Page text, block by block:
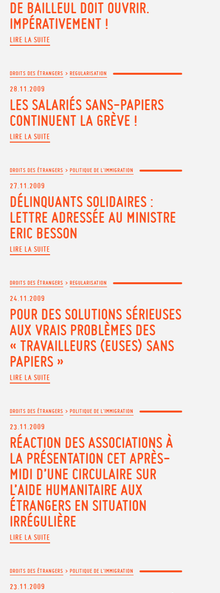
DE BAILLEUL DOIT OUVRIR.
IMPÉRATIVEMENT !
LIRE LA SUITE
DROITS DES ÉTRANGERS > REGULARISATION
28.11.2009
LES SALARIÉS SANS-PAPIERS
CONTINUENT LA GRÈVE !
LIRE LA SUITE
DROITS DES ÉTRANGERS > POLITIQUE DE L'IMMIGRATION
27.11.2009
DÉLINQUANTS SOLIDAIRES :
LETTRE ADRESSÉE AU MINISTRE
ERIC BESSON
LIRE LA SUITE
DROITS DES ÉTRANGERS > REGULARISATION
24.11.2009
POUR DES SOLUTIONS SÉRIEUSES
AUX VRAIS PROBLÈMES DES
« TRAVAILLEURS (EUSES) SANS
PAPIERS »
LIRE LA SUITE
DROITS DES ÉTRANGERS > POLITIQUE DE L'IMMIGRATION
23.11.2009
RÉACTION DES ASSOCIATIONS À
LA PRÉSENTATION CET APRÈS-
MIDI D’UNE CIRCULAIRE SUR
L’AIDE HUMANITAIRE AUX
ÉTRANGERS EN SITUATION
IRRÉGULIÈRE
LIRE LA SUITE
DROITS DES ÉTRANGERS > POLITIQUE DE L'IMMIGRATION
23.11.2009